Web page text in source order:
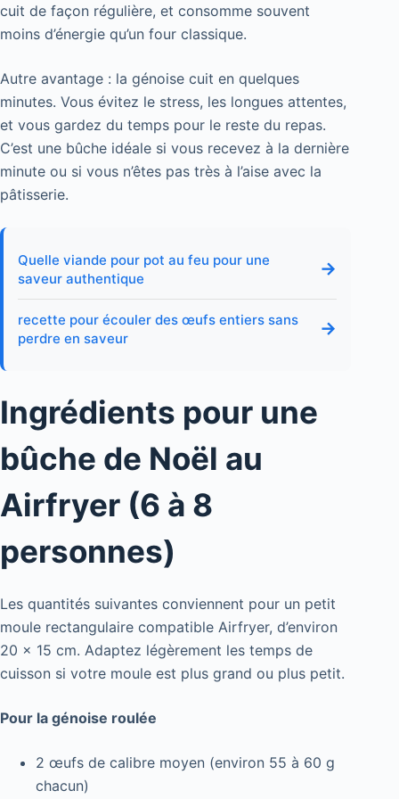
cuit de façon régulière, et consomme souvent
moins d’énergie qu’un four classique.
Autre avantage : la génoise cuit en quelques
minutes. Vous évitez le stress, les longues attentes,
et vous gardez du temps pour le reste du repas.
C’est une bûche idéale si vous recevez à la dernière
minute ou si vous n’êtes pas très à l’aise avec la
pâtisserie.
Quelle viande pour pot au feu pour une
saveur authentique
→
recette pour écouler des œufs entiers sans
perdre en saveur
→
Ingrédients pour une
bûche de Noël au
Airfryer (6 à 8
personnes)
Les quantités suivantes conviennent pour un petit
moule rectangulaire compatible Airfryer, d’environ
20 x 15 cm. Adaptez légèrement les temps de
cuisson si votre moule est plus grand ou plus petit.
Pour la génoise roulée
2 œufs de calibre moyen (environ 55 à 60 g
chacun)